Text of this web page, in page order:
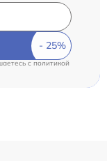
c политикой